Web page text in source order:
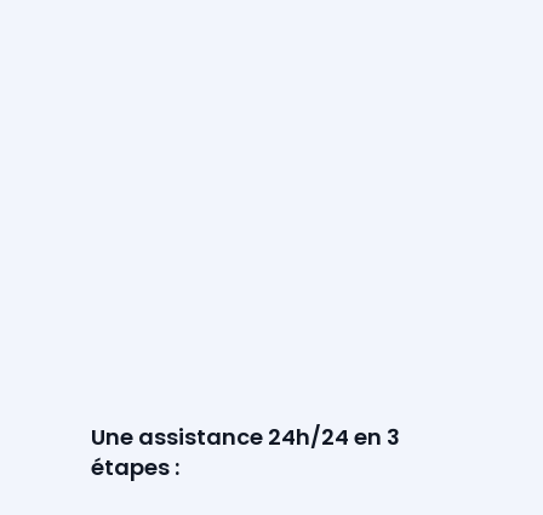
Une assistance 24h/24 en 3
étapes :